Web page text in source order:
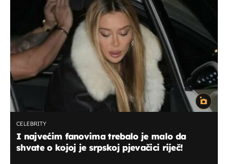
CELEBRITY
I najvećim fanovima trebalo je malo da
shvate o kojoj je srpskoj pjevačici riječ!